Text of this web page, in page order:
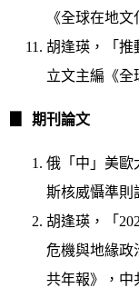
《全球在地文
胡逢瑛，「推
立文主編《全
期刊論文
俄「中」美歐
斯核威懾準則
胡逢瑛，「
危機與地緣政
共年報》，中